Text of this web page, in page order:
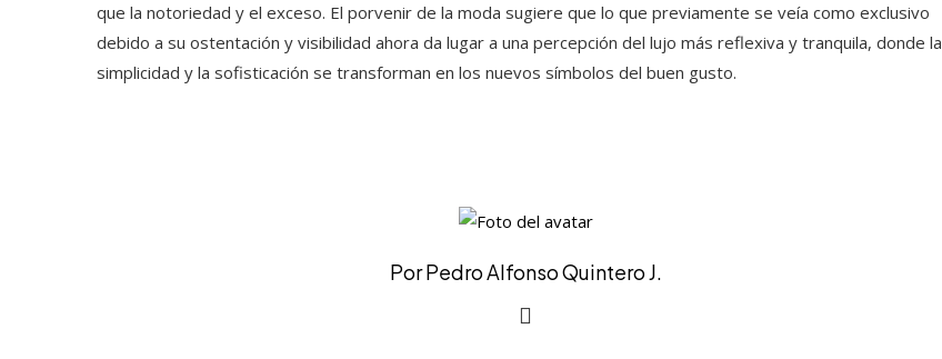
que la notoriedad y el exceso. El porvenir de la moda sugiere que lo que previamente se veía como exclusivo
debido a su ostentación y visibilidad ahora da lugar a una percepción del lujo más reflexiva y tranquila, donde la
simplicidad y la sofisticación se transforman en los nuevos símbolos del buen gusto.
Por Pedro Alfonso Quintero J.